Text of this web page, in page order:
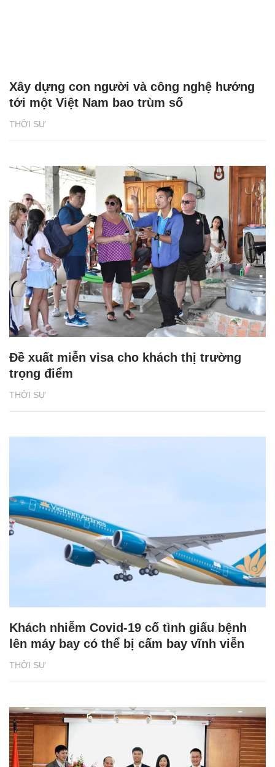
THỜI SỰ
Xây dựng con người và công nghệ hướng
tới một Việt Nam bao trùm số
THỜI SỰ
Đề xuất miễn visa cho khách thị trường
trọng điểm
THỜI SỰ
Khách nhiễm Covid-19 cố tình giấu bệnh
lên máy bay có thể bị cấm bay vĩnh viễn